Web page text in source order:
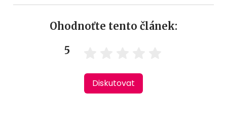
Ohodnoťte tento článek:
5
Diskutovat